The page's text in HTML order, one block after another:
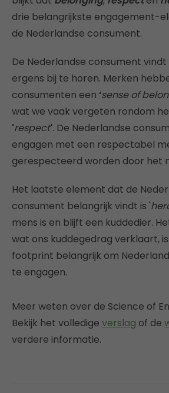
drie belangrijkste engagement-
de Nederlandse consument.
De Nederlandse consument
ergens bij te horen. Merken
consumenten een ‘sense of
wat we vaak vergeten rondom
'respect'. De Nederlandse
engagen met een respectabel
gerespecteerd worden door het
Het laatste element dat de
consument belangrijk vindt is '
mens is en blijft een kuddedier.
wat ons kuddegedrag verklaart,
footprint belangrijk om
te engagen.
Meer weten over de Science of
Bekijk het volledige verslag of de
verdere informatie.